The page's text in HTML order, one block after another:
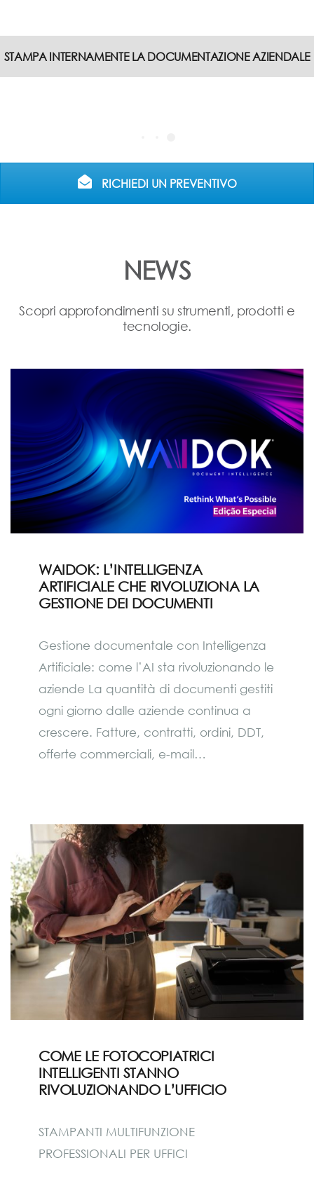
STAMPA INTERNAMENTE LA DOCUMENTAZIONE AZIENDALE
RICHIEDI UN PREVENTIVO
NEWS
Scopri approfondimenti su strumenti, prodotti e
tecnologie.
WAIDOK: L’INTELLIGENZA
ARTIFICIALE CHE RIVOLUZIONA LA
GESTIONE DEI DOCUMENTI
Gestione documentale con Intelligenza
Artificiale: come l’AI sta rivoluzionando le
aziende La quantità di documenti gestiti
ogni giorno dalle aziende continua a
crescere. Fatture, contratti, ordini, DDT,
offerte commerciali, e-mail…
COME LE FOTOCOPIATRICI
INTELLIGENTI STANNO
RIVOLUZIONANDO L’UFFICIO
STAMPANTI MULTIFUNZIONE
PROFESSIONALI PER UFFICI